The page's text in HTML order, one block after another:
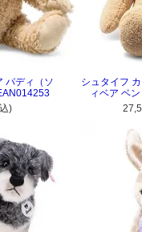
パディ（ソ
)
シュタイフ
ィベア ベ